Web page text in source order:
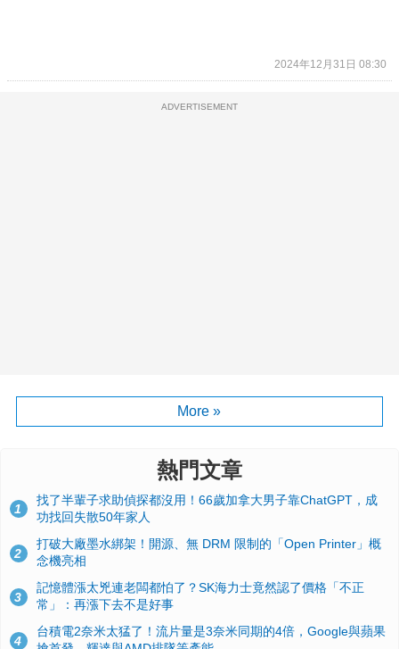
2024年12月31日 08:30
ADVERTISEMENT
More »
熱門文章
1
找了半輩子求助偵探都沒用！66歲加拿大男子靠ChatGPT，成
功找回失散50年家人
2
打破大廠墨水綁架！開源、無 DRM 限制的「Open Printer」概
念機亮相
3
記憶體漲太兇連老闆都怕了？SK海力士竟然認了價格「不正
常」：再漲下去不是好事
4
台積電2奈米太猛了！流片量是3奈米同期的4倍，Google與蘋果